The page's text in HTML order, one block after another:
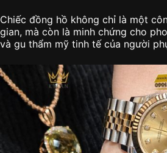
Chiếc đồng hồ không chỉ là một
gian, mà còn là minh chứng cho
và gu thẩm mỹ tinh tế của người